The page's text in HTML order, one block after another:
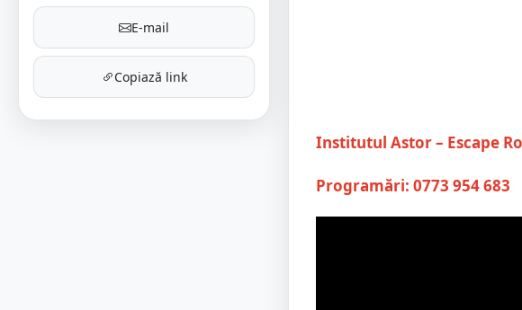
E-mail
Copiază link
Institutul Astor – Escape
Programări: 0773 954 683